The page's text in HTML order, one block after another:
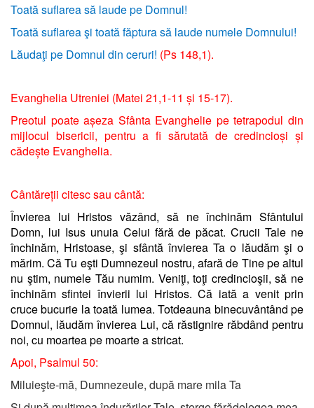
Toată suflarea să laude pe Domnul!
Toată suflarea şi toată făptura să laude numele Domnului!
Lăudaţi pe Domnul din ceruri! (Ps 148,1).
Evanghelia Utreniei (Matei 21,1-11 și 15-17).
Preotul poate așeza Sfânta Evanghelie pe tetrapodul din
mijlocul bisericii, pentru a fi sărutată de credincioși și
cădește Evanghelia.
Cântăreții citesc sau cântă:
Învierea lui Hristos văzând, să ne închinăm Sfântului
Domn, lui Isus unuia Celui fără de păcat. Crucii Tale ne
închinăm, Hristoase, şi sfântă învierea Ta o lăudăm şi o
mărim. Că Tu eşti Dumnezeul nostru, afară de Tine pe altul
nu ştim, numele Tău numim. Veniţi, toţi credincioşii, să ne
închinăm sfintei învierii lui Hristos. Că iată a venit prin
cruce bucurie la toată lumea. Totdeauna binecuvântând pe
Domnul, lăudăm învierea Lui, că răstignire răbdând pentru
noi, cu moartea pe moarte a stricat.
Apoi, Psalmul 50:
Miluieşte-mă, Dumnezeule, după mare mila Ta